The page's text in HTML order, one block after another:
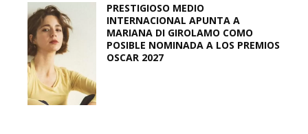
PRESTIGIOSO MEDIO
INTERNACIONAL APUNTA A
MARIANA DI GIROLAMO COMO
POSIBLE NOMINADA A LOS PREMIOS
OSCAR 2027